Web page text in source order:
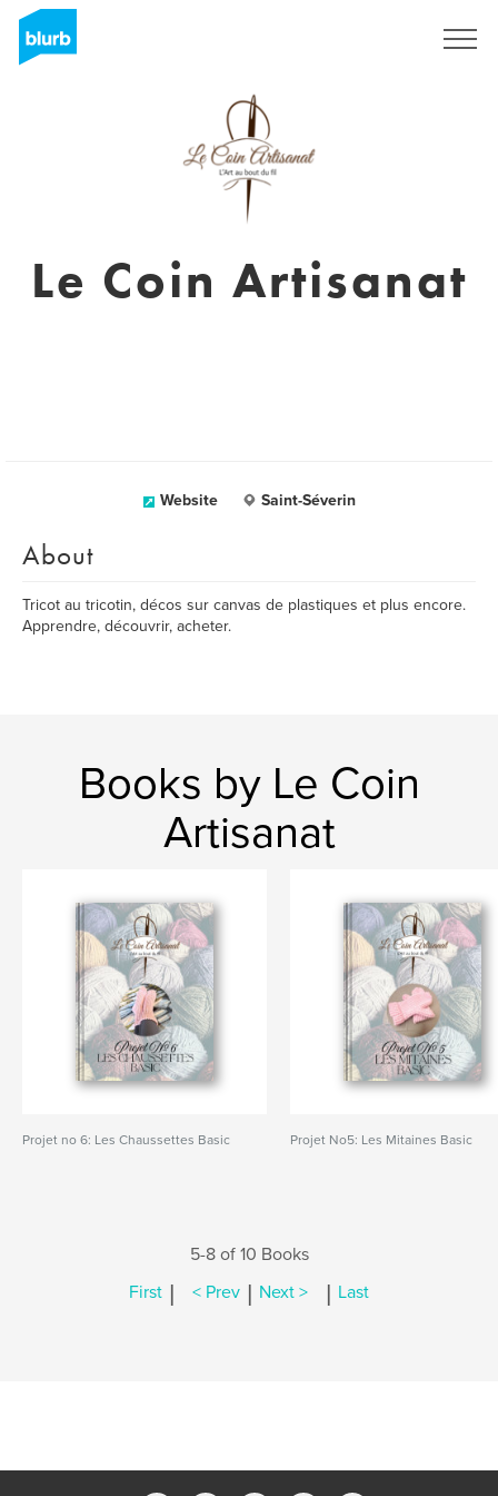
Le Coin Artisanat
Website Saint-Séverin
About
Tricot au tricotin, décos sur canvas de plastiques et plus encore.
Apprendre, découvrir, acheter.
Books by Le Coin
Artisanat
Projet no 6: Les Chaussettes Basic Projet No5: Les Mitaines Basic
5-8 of 10 Books
First | < Prev | Next > | Last